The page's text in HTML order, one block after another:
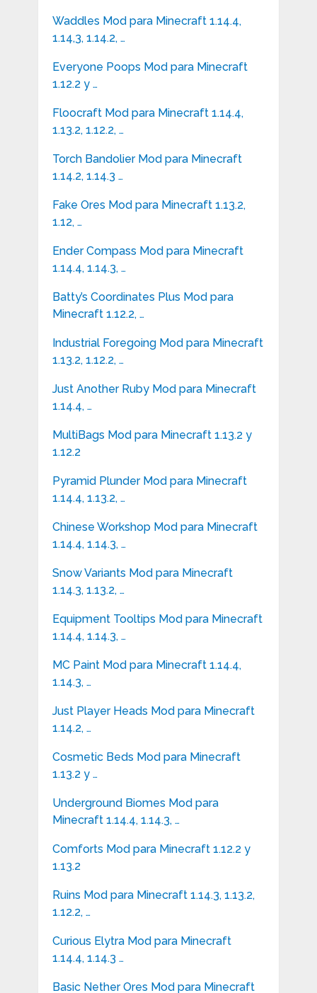
Waddles Mod para Minecraft 1.14.4,
1.14,3, 1.14.2, …
Everyone Poops Mod para Minecraft
1.12.2 y …
Floocraft Mod para Minecraft 1.14.4,
1.13.2, 1.12.2, …
Torch Bandolier Mod para Minecraft
1.14.2, 1.14.3 …
Fake Ores Mod para Minecraft 1.13.2,
1.12, …
Ender Compass Mod para Minecraft
1.14.4, 1.14.3, …
Batty’s Coordinates Plus Mod para
Minecraft 1.12.2, …
Industrial Foregoing Mod para Minecraft
1.13.2, 1.12.2, …
Just Another Ruby Mod para Minecraft
1.14.4, …
MultiBags Mod para Minecraft 1.13.2 y
1.12.2
Pyramid Plunder Mod para Minecraft
1.14.4, 1.13.2, …
Chinese Workshop Mod para Minecraft
1.14.4, 1.14.3, …
Snow Variants Mod para Minecraft
1.14.3, 1.13.2, …
Equipment Tooltips Mod para Minecraft
1.14.4, 1.14.3, …
MC Paint Mod para Minecraft 1.14.4,
1.14.3, …
Just Player Heads Mod para Minecraft
1.14.2, …
Cosmetic Beds Mod para Minecraft
1.13.2 y …
Underground Biomes Mod para
Minecraft 1.14.4, 1.14.3, …
Comforts Mod para Minecraft 1.12.2 y
1.13.2
Ruins Mod para Minecraft 1.14.3, 1.13.2,
1.12.2, …
Curious Elytra Mod para Minecraft
1.14.4, 1.14.3 …
Basic Nether Ores Mod para Minecraft